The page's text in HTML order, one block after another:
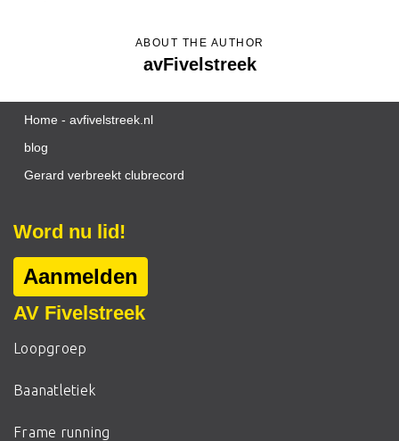
ABOUT THE AUTHOR
avFivelstreek
Home - avfivelstreek.nl
blog
Gerard verbreekt clubrecord
Word nu lid!
Aanmelden
AV Fivelstreek
Loopgroep
Baanatletiek
Frame running